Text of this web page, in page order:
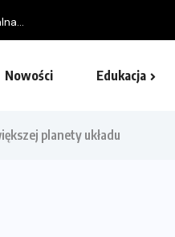
Nowości Edukacja
planety układu